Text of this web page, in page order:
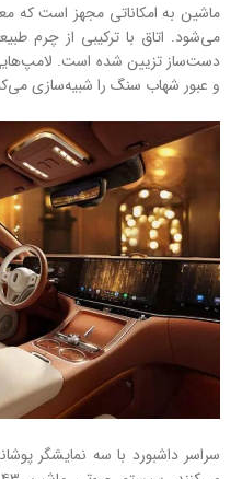
ماشین به امکاناتی مجهز است که
می‌شود. اتاق با ترکیبی از چرم
دست‌ساز تزیین شده است.
و عبور شهاب سنگ را شبیه‌سازی
سراسر داشبورد با سه نمایشگر